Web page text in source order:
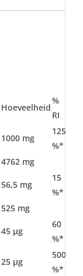
Hoeveelheid
%
RI
1000 mg
125
%*
4762 mg
56,5 mg
15
%*
525 mg
45 µg
60
%*
25 µg
500
%*